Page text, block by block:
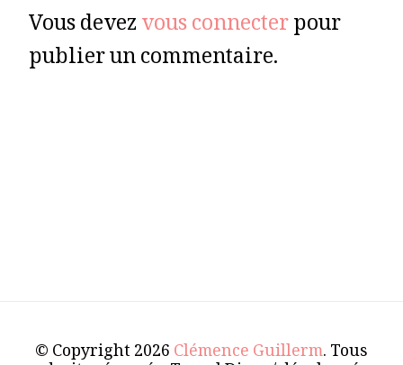
Vous devezvous connecterpour
publier un commentaire.
© Copyright 2026 Clémence Guillerm. Tous